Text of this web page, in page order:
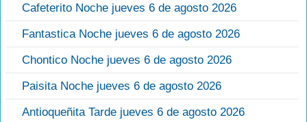
Cafeterito Noche jueves 6 de agosto 2026
Fantastica Noche jueves 6 de agosto 2026
Chontico Noche jueves 6 de agosto 2026
Paisita Noche jueves 6 de agosto 2026
Antioqueñita Tarde jueves 6 de agosto 2026